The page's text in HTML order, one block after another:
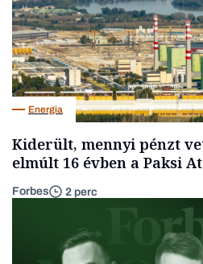
Energia
Kiderült, mennyi pénzt
elmúlt 16 évben a Paksi
Forbes 2 perc